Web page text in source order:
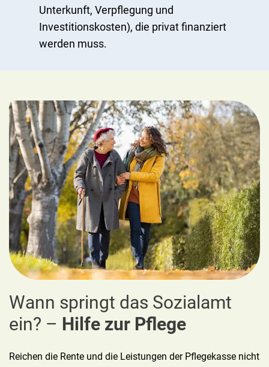
Unterkunft, Verpflegung und
Investitionskosten), die privat finanziert
werden muss.
Wann springt das Sozialamt
ein? – Hilfe zur Pflege
Reichen die Rente und die Leistungen der Pflegekasse nicht